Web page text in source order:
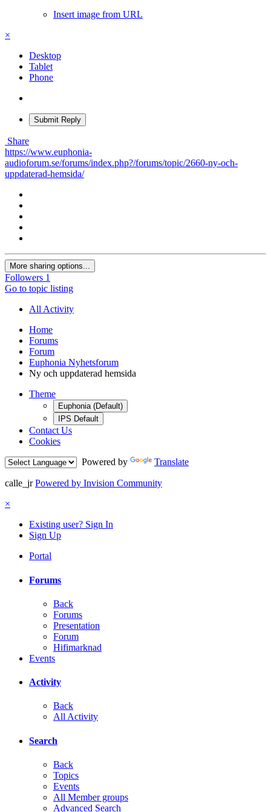
Insert image from URL
×
Desktop
Tablet
Phone
Submit Reply
Share
https://www.euphonia-
audioforum.se/forums/index.php?/forums/topic/2660-ny-och-
uppdaterad-hemsida/
More sharing options...
Followers 1
Go to topic listing
All Activity
Home
Forums
Forum
Euphonia Nyhetsforum
Ny och uppdaterad hemsida
Theme
Euphonia (Default)
IPS Default
Contact Us
Cookies
Powered by
Translate
calle_jr Powered by Invision Community
×
Existing user? Sign In
Sign Up
Portal
Forums
Back
Forums
Presentation
Forum
Hifimarknad
Events
Activity
Back
All Activity
Search
Back
Topics
Events
All Member groups
Advanced Search